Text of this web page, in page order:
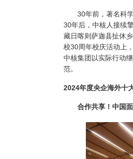
30年前，著名科
30年后，中核人接续
藏日喀则萨迦县扯休
校30周年校庆活动上
中核集团以实际行动
范。
2024年度央企海外十
合作共享！中国